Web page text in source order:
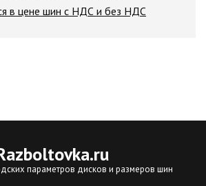
в цене шин с НДС и без НДС
.ru
параметров дисков и размеров шин